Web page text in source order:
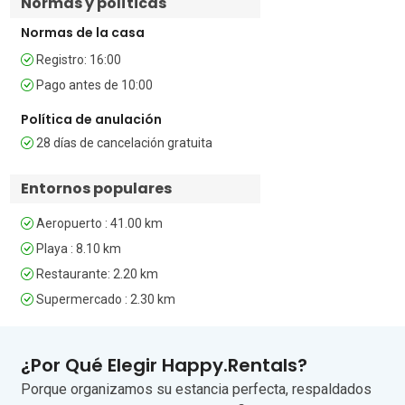
Dormitorios
Dormitorios 1 y 2: Ambos dormitorios
están amueblados con una cama doble
Baños
El cuarto de baño está equipado con
Extras
• Rodeado de vegetación • Terraza
privada • Piscina exterior compartida •
• Aire acondicionado • Wi-Fi gratuito • Se
recomienda disponer de coche •
Moderno • Plaza de aparcamiento
Normas de la casa
Registro: 16:00
Pago antes de 10:00
Política de anulación
28 días de cancelación gratuita
Entornos populares
Aeropuerto : 41.00 km
Playa : 8.10 km
Restaurante: 2.20 km
Supermercado : 2.30 km
¿Por Qué Elegir Happy.Rentals?
Porque organizamos su estancia perfecta, respaldados